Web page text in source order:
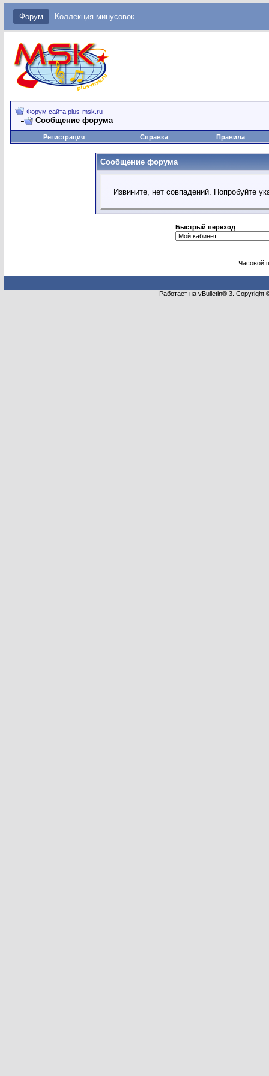
Форум Коллекция минусовок
Форум сайта plus-msk.ru
Сообщение форума
Регистрация Справка Правила
Сообщение форума
Извините, нет совпадений. Попробуйте
Быстрый переход
Часовой
Работает на vBulletin® 3.